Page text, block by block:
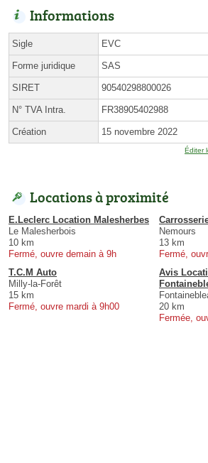
Informations
Sigle EVC
Forme juridique SAS
SIRET 90540298800026
N° TVA Intra. FR38905402988
Création 15 novembre 2022
Éditer
Locations à proximité
E.Leclerc Location Malesherbes
Le Malesherbois
10 km
Fermé, ouvre demain à 9h
Nemours
13 km
Fermé,
T.C.M Auto
Milly-la-Forêt
15 km
Fermé, ouvre mardi à 9h00
Avis
20 km
Fermée,